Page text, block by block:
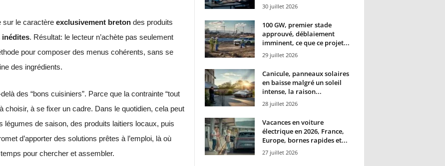
le caractère exclusivement bretondes produits
inédites. Résultat: le lecteur n’achète pas seulement
pour composer des menus cohérents, sans se
des ingrédients.
des “bons cuisiniers”. Parce que la contrainte “tout
choisir, à se fixer un cadre. Dans le quotidien, cela peut
légumes de saison, des produits laitiers locaux, puis
d’apporter des solutions prêtes à l’emploi, là où
pour chercher et assembler.
30 juillet 2026
100 GW, premier stade
approuvé, déblaiement
imminent, ce que ce projet...
29 juillet 2026
Canicule, panneaux solaires
en baisse malgré un soleil
intense, la raison...
28 juillet 2026
Vacances en voiture
électrique en 2026, France,
Europe, bornes rapides et...
27 juillet 2026